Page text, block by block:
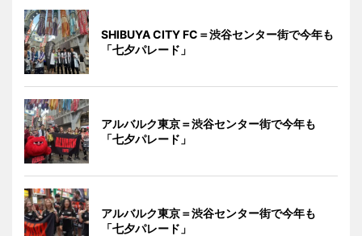
SHIBUYA CITY FC＝渋谷センター街で今年も
「七夕パレード」
アルバルク東京＝渋谷センター街で今年も
「七夕パレード」
アルバルク東京＝渋谷センター街で今年も
「七夕パレード」